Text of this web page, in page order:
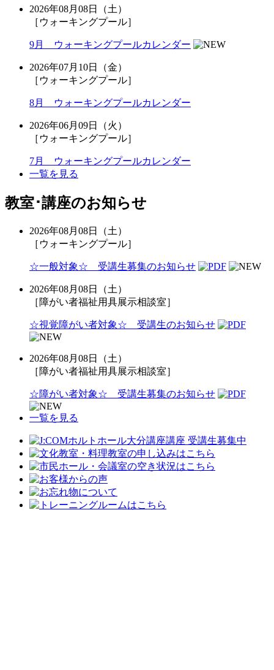
2026年08月08日（土）
［ウォーキングプール］
9月 ウォーキングプールカレンダー
2026年07月10日（金）
［ウォーキングプール］
8月 ウォーキングプールカレンダー
2026年06月09日（火）
［ウォーキングプール］
7月 ウォーキングプールカレンダー
一覧を見る
教室･講座のお知らせ
2026年08月08日（土）
［ウォーキングプール］
☆一般対象☆ 受講生募集のお知らせ
2026年08月08日（土）
［障がい者福祉用具展示相談室］
☆視覚障がい者対象☆ 受講生のお知らせ
2026年08月08日（土）
［障がい者福祉用具展示相談室］
☆障がい者対象☆ 受講生募集のお知らせ
一覧を見る